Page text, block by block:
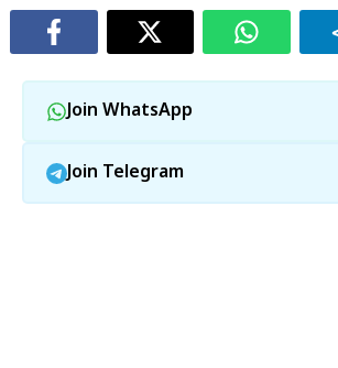
Join WhatsApp
Join Telegram